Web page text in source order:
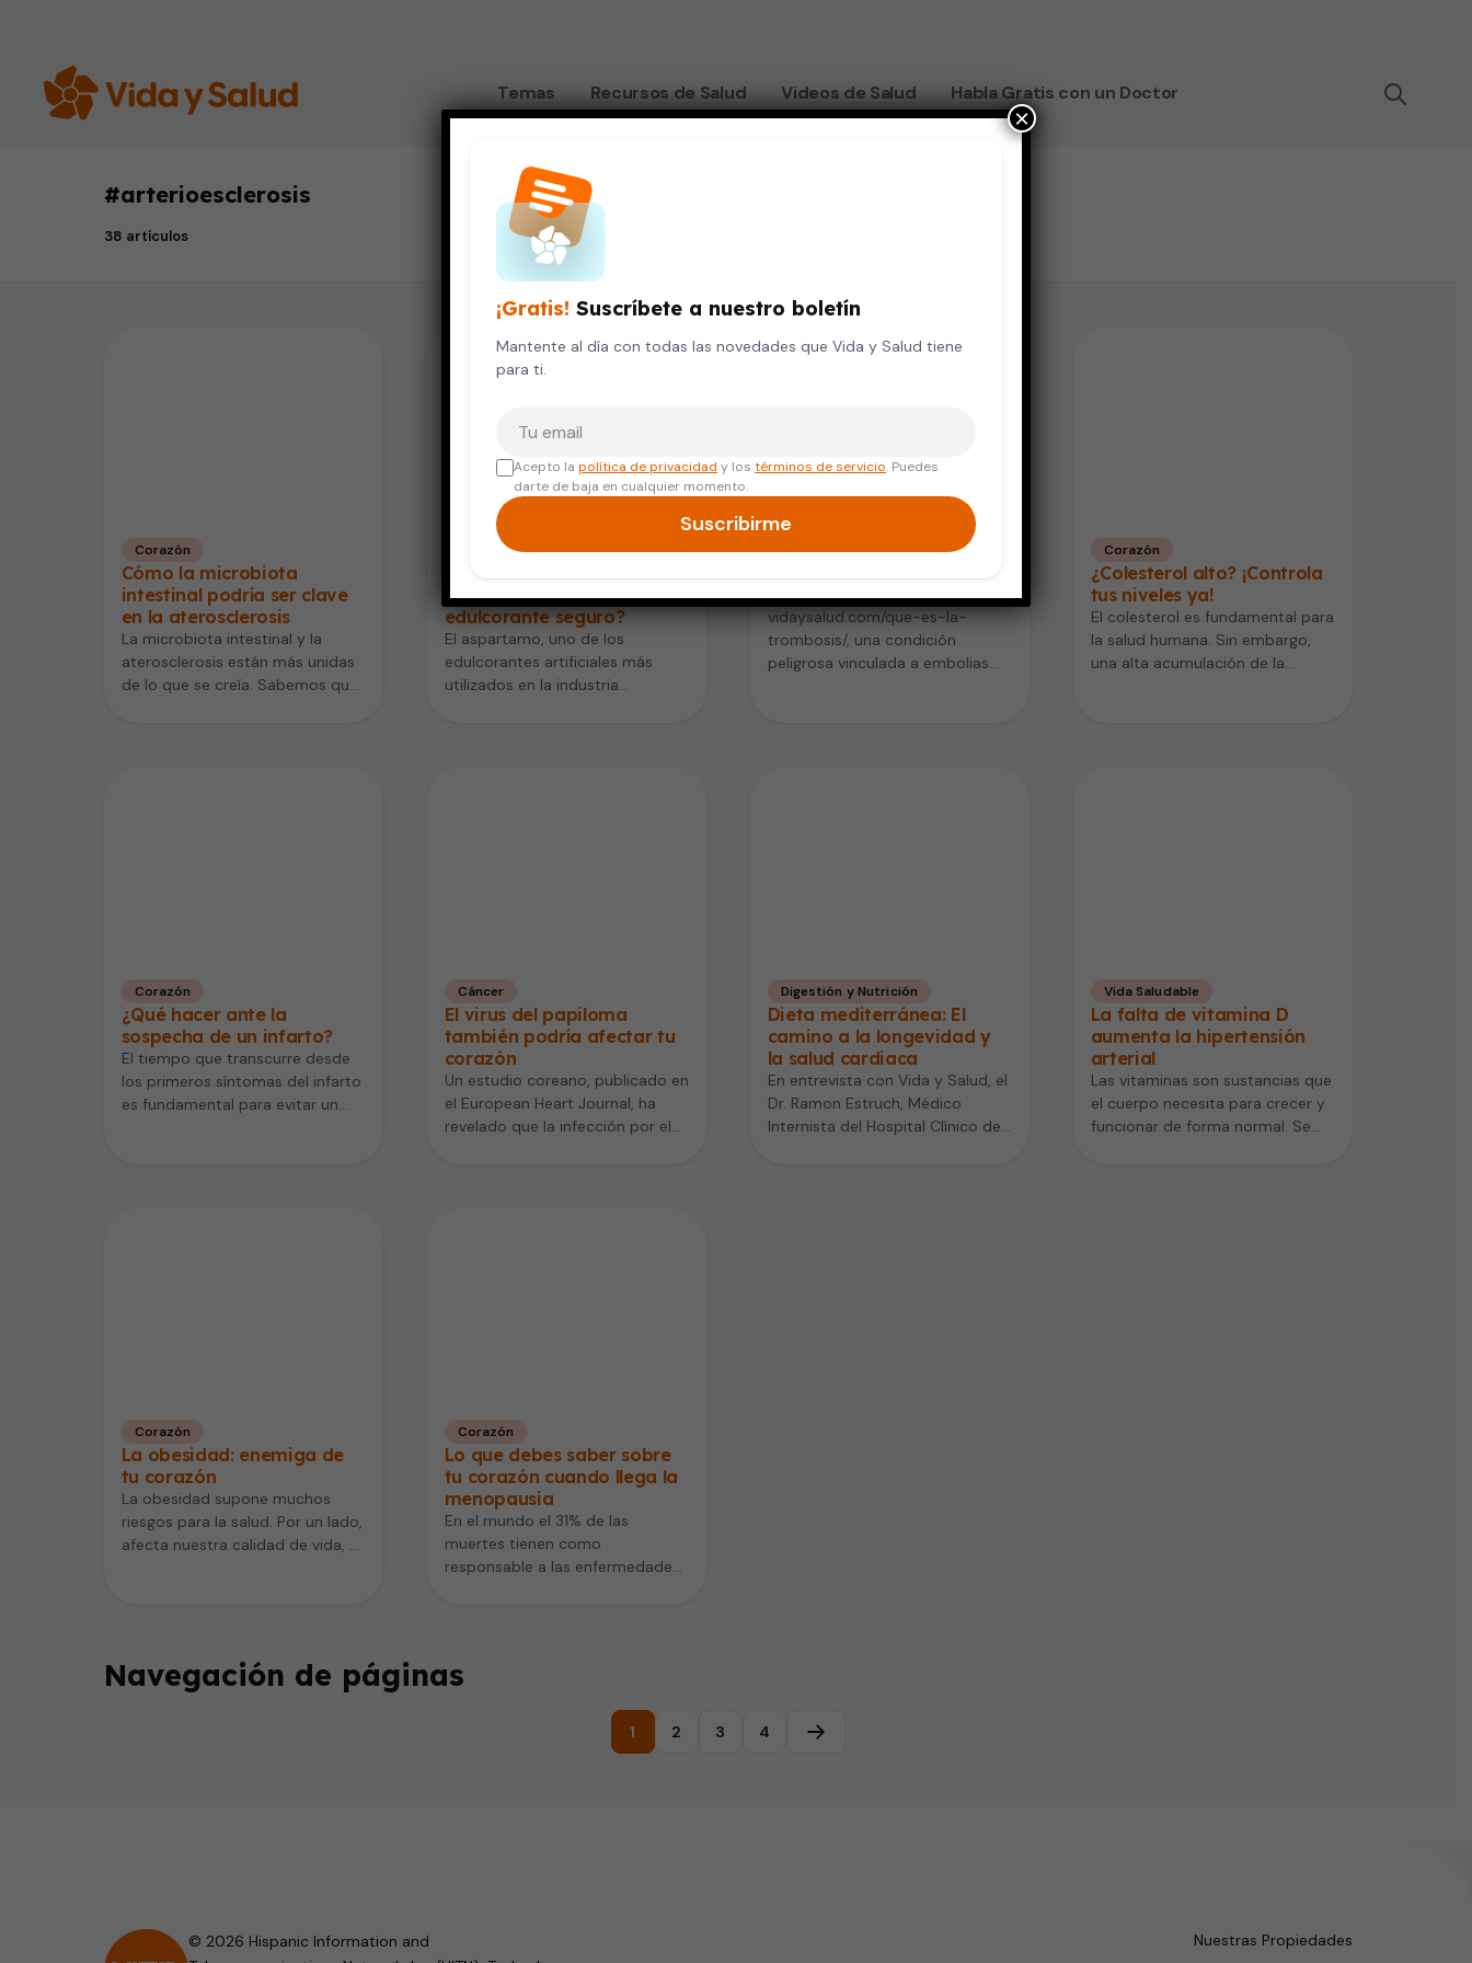
Temas Recursos de Salud Videos de Salud Habla Gratis con un Doctor
#arterioesclerosis
38 artículos
Corazón
Cómo la microbiota
intestinal podría ser clave
en la aterosclerosis
La microbiota intestinal y la
aterosclerosis están más unidas
de lo que se creía. Sabemos que
Vida Saludable
cardiovascular: ¿es un
edulcorante seguro?
El aspartamo, uno de los
edulcorantes artificiales más
utilizados en la industria
Vida Saludable
montaña y la trombosis
vidaysalud.com/que-es-la-
trombosis/, una condición
peligrosa vinculada a embolias
Corazón
¿Colesterol alto? ¡Controla
tus niveles ya!
El colesterol es fundamental para
la salud humana. Sin embargo,
una alta acumulación de la
Corazón
¿Qué hacer ante la
sospecha de un infarto?
El tiempo que transcurre desde
los primeros síntomas del infarto
es fundamental para evitar un
Cáncer
El virus del papiloma
también podría afectar tu
corazón
Un estudio coreano, publicado en
el European Heart Journal, ha
revelado que la infección por el
Digestión y Nutrición
Dieta mediterránea: El
camino a la longevidad y
la salud cardiaca
En entrevista con Vida y Salud, el
Dr. Ramon Estruch, Médico
Internista del Hospital Clínico de
Vida Saludable
La falta de vitamina D
aumenta la hipertensión
arterial
Las vitaminas son sustancias que
el cuerpo necesita para crecer y
funcionar de forma normal. Se
Corazón
La obesidad: enemiga de
tu corazón
La obesidad supone muchos
riesgos para la salud. Por un lado,
afecta nuestra calidad de vida, y
Corazón
Lo que debes saber sobre
tu corazón cuando llega la
menopausia
En el mundo el 31% de las
muertes tienen como
responsable a las enfermedades
Navegación de páginas
1 2 3 4 Página siguiente
© 2026 Hispanic Information and
Nuestras Propiedades
¡Gratis! Suscríbete a nuestro boletín
Mantente al día con todas las novedades que Vida y Salud tiene
para ti.
Acepto lapolítica de privacidad y lostérminos de servicio. Puedes
darte de baja en cualquier momento.
Suscribirme
×